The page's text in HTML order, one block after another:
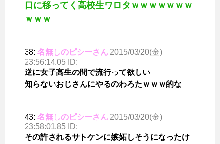
口に移ってく高校生ワロタｗｗｗｗｗｗｗ
ｗｗｗ
38: 名無しのピシーさん 2015/03/20(金)
23:56:14.05 ID:
逆に女子高生の間で流行って欲しい
知らないおじさんにやるのわろたｗｗｗ的な
43: 名無しのピシーさん 2015/03/20(金)
23:58:01.85 ID:
その許されるサトケンに嫉妬しそうになったけ